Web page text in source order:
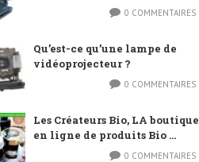
0 COMMENTAIRES
Qu’est-ce qu’une lampe de
vidéoprojecteur ?
0 COMMENTAIRES
Les Créateurs Bio, LA boutique
en ligne de produits Bio ...
0 COMMENTAIRES